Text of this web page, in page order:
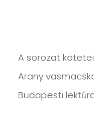
A sorozat
Arany
Budapesti